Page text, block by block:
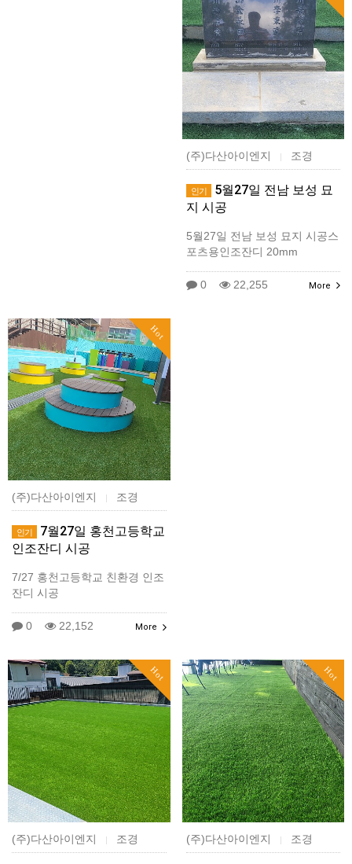
(주)다산아이엔지 | 조경
인기
5월27일 전남 보성 묘
지 시공
5월27일 전남 보성 묘지 시공스
포츠용인조잔디 20mm
0 22,255 More
Hot
(주)다산아이엔지 | 조경
인기
7월27일 홍천고등학교
인조잔디 시공
7/27 홍천고등학교 친환경 인조
잔디 시공
0 22,152 More
Hot
(주)다산아이엔지 | 조경
Hot
(주)다산아이엔지 | 조경